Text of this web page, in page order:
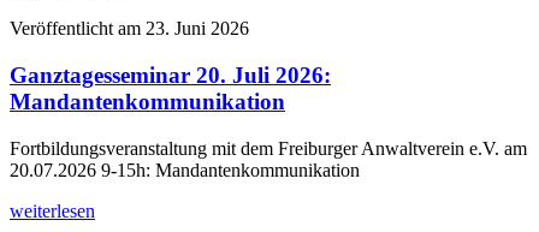
Veröffentlicht am 23. Juni 2026
Ganztagesseminar 20. Juli 2026:
Mandantenkommunikation
Fortbildungsveranstaltung mit dem Freiburger Anwaltverein e.V. am
20.07.2026 9-15h: Mandantenkommunikation
weiterlesen